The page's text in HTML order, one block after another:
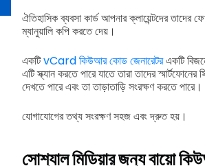
ঐতিহাসিক ব্যবসা কার্ড আপনার ক্লায়েন্টদের তাদের
ম্যানুয়ালি কপি করতে দেয়।
একটিvCard কিউআর কোড জেনারেটরএকটি
এটি স্ক্যান করতে পারে যাতে তারা তাদের
দেখতে পারে এবং তা তাড়াতাড়ি সংরক্ষণ করতে পারে।
যোগাযোগের তথ্য সংরক্ষণ সহজ এবং দ্রুত হয়।
সোশ্যাল মিডিয়ার জন্য বায়ো